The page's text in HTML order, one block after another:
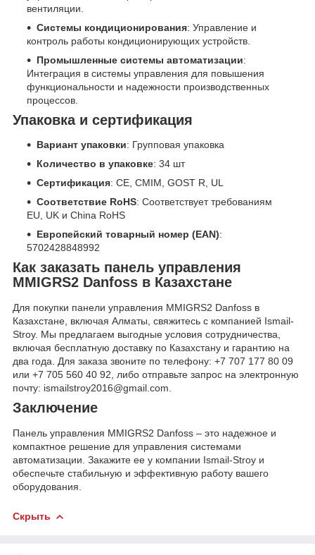
вентиляции.
Системы кондиционирования: Управление и
контроль работы кондиционирующих устройств.
Промышленные системы автоматизации:
Интеграция в системы управления для повышения
функциональности и надежности производственных
процессов.
Упаковка и сертификация
Вариант упаковки: Групповая упаковка
Количество в упаковке: 34 шт
Сертификация: CE, CMIM, GOST R, UL
Соответствие RoHS: Соответствует требованиям
EU, UK и China RoHS
Европейский товарный номер (EAN):
5702428848992
Как заказать панель управления
MMIGRS2 Danfoss в Казахстане
Для покупки панели управления MMIGRS2 Danfoss в
Казахстане, включая Алматы, свяжитесь с компанией Ismail-
Stroy. Мы предлагаем выгодные условия сотрудничества,
включая бесплатную доставку по Казахстану и гарантию на
два года. Для заказа звоните по телефону: +7 707 177 80 09
или +7 705 560 40 92, либо отправьте запрос на электронную
почту: ismailstroy2016@gmail.com.
Заключение
Панель управления MMIGRS2 Danfoss – это надежное и
компактное решение для управления системами
автоматизации. Закажите ее у компании Ismail-Stroy и
обеспечьте стабильную и эффективную работу вашего
оборудования.
Скрыть